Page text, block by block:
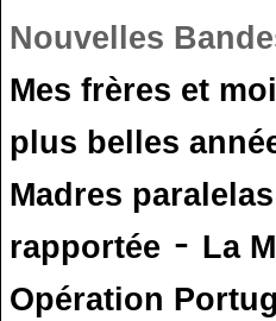
Nouvelles
Mes frères et moi
plus belles
Madres paralelas
rapportée - La
Opération